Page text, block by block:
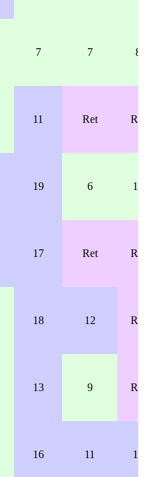
7 7 8
11 Ret Ret
19 6 10
17 Ret Ret
18 12 Ret
13 9 Ret
16 11 13